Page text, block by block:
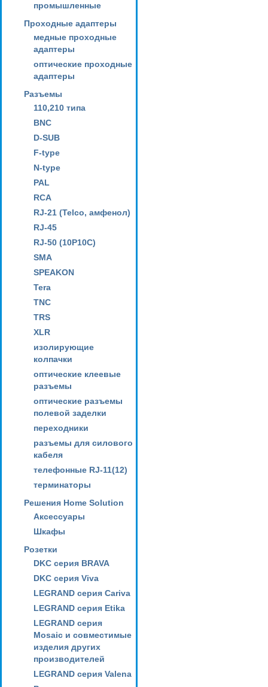
промышленные
Проходные адаптеры
медные проходные
адаптеры
оптические проходные
адаптеры
Разъемы
110,210 типа
BNC
D-SUB
F-type
N-type
PAL
RCA
RJ-21 (Telco, амфенол)
RJ-45
RJ-50 (10P10C)
SMA
SPEAKON
Tera
TNC
TRS
XLR
изолирующие
колпачки
оптические клеевые
разъемы
оптические разъемы
полевой заделки
переходники
разъемы для силового
кабеля
телефонные RJ-11(12)
терминаторы
Решения Home Solution
Аксессуары
Шкафы
Розетки
DKC серия BRAVA
DKC серия Viva
LEGRAND серия Cariva
LEGRAND серия Etika
LEGRAND серия
Mosaic и совместимые
изделия других
производителей
LEGRAND серия Valena